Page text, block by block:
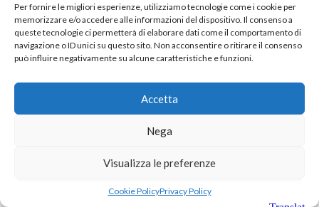
Per fornire le migliori esperienze, utilizziamo tecnologie come i cookie per
memorizzare e/o accedere alle informazioni del dispositivo. Il consenso a
queste tecnologie ci permetterà di elaborare dati come il comportamento di
navigazione o ID unici su questo sito. Non acconsentire o ritirare il consenso
può influire negativamente su alcune caratteristiche e funzioni.
Accetta
Nega
Visualizza le preferenze
Cookie PolicyPrivacy Policy